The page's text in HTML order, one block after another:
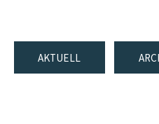
AKTUELL